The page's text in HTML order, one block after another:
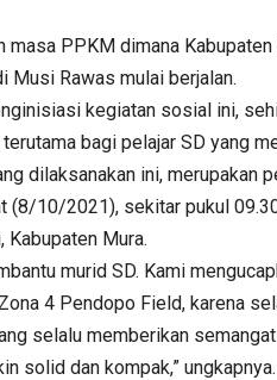
masa PPKM dimana
Musi Rawas mulai berjalan.
kegiatan sosial ini,
bagi pelajar SD yang
dilaksanakan ini, merupakan
(8/10/2021), sekitar pukul
Kabupaten Mura.
murid SD. Kami
4 Pendopo Field, karena
selalu memberikan
solid dan kompak,” ungkapnya.